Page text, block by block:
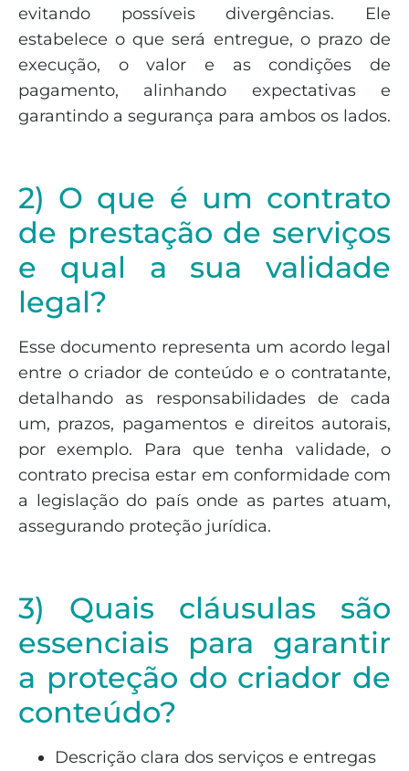
evitando possíveis divergências. Ele
estabelece o que será entregue, o prazo de
execução, o valor e as condições de
pagamento, alinhando expectativas e
garantindo a segurança para ambos os lados.
2) O que é um contrato
de prestação de serviços
e qual a sua validade
legal?
Esse documento representa um acordo legal
entre o criador de conteúdo e o contratante,
detalhando as responsabilidades de cada
um, prazos, pagamentos e direitos autorais,
por exemplo. Para que tenha validade, o
contrato precisa estar em conformidade com
a legislação do país onde as partes atuam,
assegurando proteção jurídica.
3) Quais cláusulas são
essenciais para garantir
a proteção do criador de
conteúdo?
Descrição clara dos serviços e entregas